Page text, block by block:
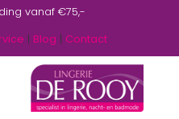
vanaf €75,-
| Blog | Contact